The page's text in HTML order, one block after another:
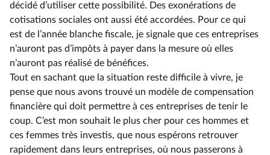
décidé d’utiliser cette possibilité. Des exonérations de
cotisations sociales ont aussi été accordées. Pour ce qui
est de l’année blanche fiscale, je signale que ces entreprises
n’auront pas d’impôts à payer dans la mesure où elles
n’auront pas réalisé de bénéfices.
Tout en sachant que la situation reste difficile à vivre, je
pense que nous avons trouvé un modèle de compensation
financière qui doit permettre à ces entreprises de tenir le
coup. C’est mon souhait le plus cher pour ces hommes et
ces femmes très investis, que nous espérons retrouver
rapidement dans leurs entreprises, où nous passerons à